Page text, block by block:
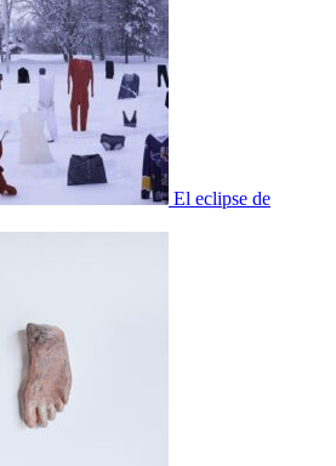
El eclipse de